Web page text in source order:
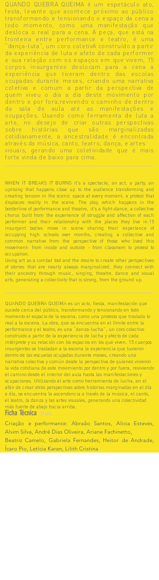
Ficha Técnica Credits
QUANDO QUEBRA QUEIMA é um espetáculo ato,
festa, levante que acontece próximo ao público
transformando e tensionando o espaço da cena a
todo momento, como uma manifestação que
desloca o real para a cena. A peça, que está na
fronteira entre performance e teatro, é uma
“dança-luta”, um coro coletivA construído a partir
da experiência de luta e afeto de cada performer
e sua relação com os espaços em que vivem, 15
corpos insurgentes deslocam para a cena a
experiência que tiveram dentro das escolas
ocupadas durante meses, criando uma narrativa
coletiva e comum a partir da perspectiva de
quem viveu o dia a dia deste movimento por
dentro e por fora,revivendo o caminho de dentro
da sala de aula até as manifestações e
ocupações. Usando como ferramenta de luta a
arte, no desejo de criar outras perspectivas
sobre histórias que são marginalizadas
cotidianamente, a ancestralidade é encontrada
através da música, canto, teatro, dança, e artes
visuais, gerando uma coletividade que é mais
forte vinda de baixo para cima.
WHEN IT BREAKS IT BURNS it's a spectacle, an act, a party, an
uprising that happens close up to the audience transforming and
creating tension in the scenic space at every moment, a protest that
displaces reality in the scene. The play, which happens in the
borderline of performance and theatre, it's a fight-dance, a collective
chorus built from the experience of struggle and affection of each
performer and their relationship with the places they live in.15
insurgent bodies move in scene sharing their experience of
occupying high schools over months, creating a collective and
common narrative from the perspective of those who lived this
movement- from inside and outside - from classroom to protest to
occupation.
Using art as a combat tool and the desire to create other perspectives
of stories that are nearly always marginalized, they connect with
their ancestry through music, singing, theatre, dance and visual
arts, generating a collectivity that is strong, from the ground up.
QUANDO QUEBRA QUEIMA es un acto, fiesta, manifestación que
sucede cerca del público, transformando y tensionando en todo
momento el espacio de la escena, como una protesta que traslada lo
real a la escena. La obra, que se encuentra en el límite entre la
performance y el teatro, es una “danza-lucha”, un coro colectivo
construido a partir de la experiencia de lucha y afecto de cada
intérprete y su relación con los espacios en los que viven, 15 cuerpos
insurgentes se trasladan a la escena la experiencia que tuvieron
dentro de las escuelas ocupadas durante meses, creando una
narrativa colectiva y común desde la perspectiva de quienes vivieron
la vida cotidiana de este movimiento por dentro y por fuera, reviviendo
el camino desde el interior del aula hasta las manifestaciones y
ocupaciones. Utilizando el arte como herramienta de lucha, en el
afán de crear otras perspectivas sobre historias marginadas en el día
a día, se encuentra la ascendencia a través de la música, el canto,
el teatro, la danza y las artes visuales, generando una colectividad
más fuerte de abajo hacia arriba.
Criação e performance: Abraão Santos, Alicia Esteves,
Alvim Silva, André Dias Oliveira, Ariane Fachinetto,
Beatriz Camelo, Gabriela Fernandes, Heitor de Andrade,
Ícaro Pio, Letícia Karen, Lilith Cristina